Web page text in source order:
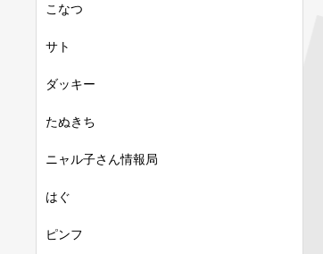
こなつ
サト
ダッキー
たぬきち
ニャル子さん情報局
はぐ
ピンフ